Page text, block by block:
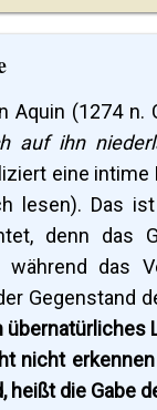
Aquin (1274 n.
auf ihn
eine
lesen). Das
denn das
während das
Gegenstand
übernatürliches
nicht
heißt die Gabe